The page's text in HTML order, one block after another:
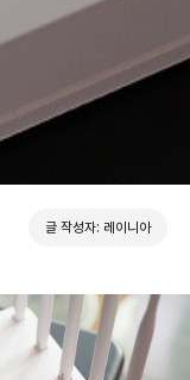
글 작성자: 레이니아